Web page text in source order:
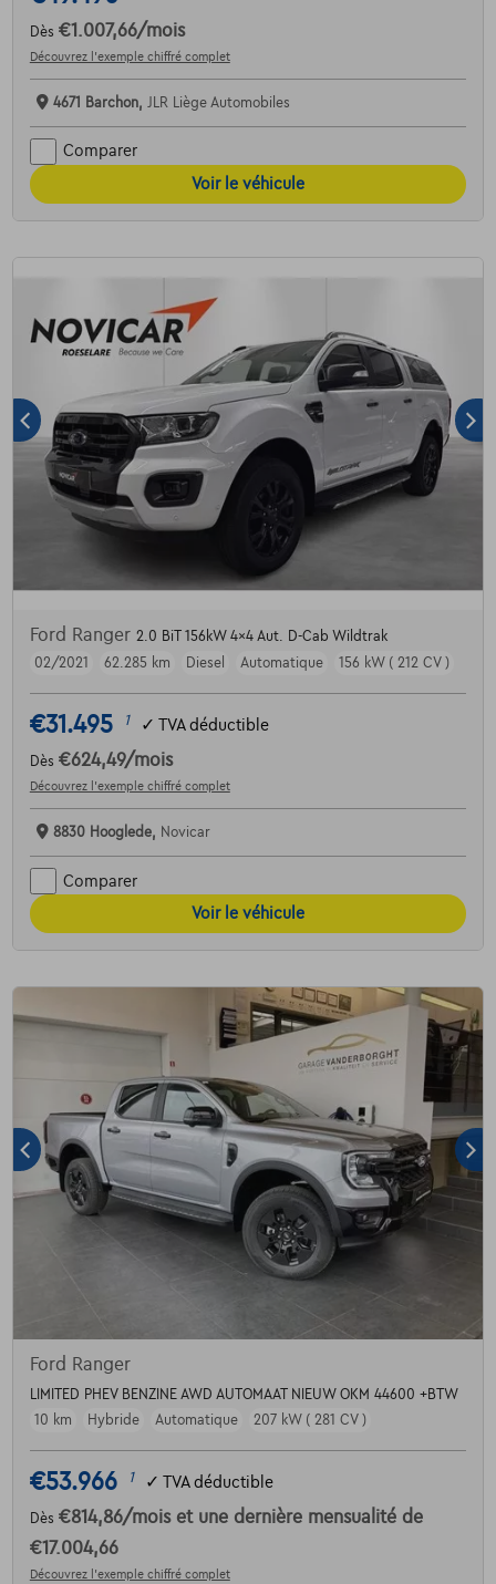
Dès €1.007,66/mois
Découvrez l’exemple chiffré complet
4671 Barchon, JLR Liège Automobiles
Comparer
Voir le véhicule
Ford Ranger 2.0 BiT 156kW 4x4 Aut. D-Cab Wildtrak
02/2021
62.285 km Diesel Automatique 156 kW ( 212 CV )
€31.495 1 ✓ TVA déductible
Dès €624,49/mois
Découvrez l’exemple chiffré complet
8830 Hooglede, Novicar
Comparer
Voir le véhicule
Ford Ranger
LIMITED PHEV BENZINE AWD AUTOMAAT NIEUW OKM 44600 +BTW
10 km
Hybride Automatique 207 kW ( 281 CV )
€53.966 1 ✓ TVA déductible
Dès €814,86/mois et une dernière mensualité de
€17.004,66
Découvrez l’exemple chiffré complet